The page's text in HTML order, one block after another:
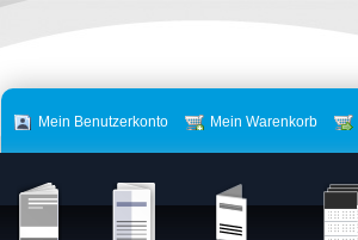
Mein Benutzerkonto Mein Warenkorb